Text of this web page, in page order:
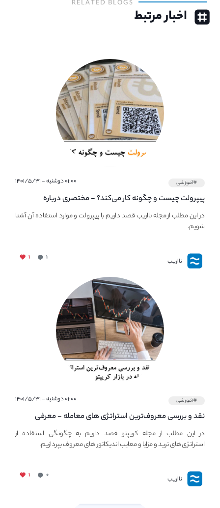
RELATED BLOGS
اخبار مرتبط
#آموزشی ۰۱:۰۰ دوشنبه - ۱۴۰۱/۵/۳۱
پیپر‌ولت چیست و چگونه کار می‌کند؟ - مختصری درباره
PaperWallet
در این مطلب از مجله نااریب قصد داریم با پیپر‌ولت و موارد استفاده آن آشنا
شویم.
نااریب ۱ ۱
#آموزشی ۰۱:۰۰ دوشنبه - ۱۴۰۱/۵/۳۱
نقد و بررسی معروف‌ترین استراتژی های معامله - معرفی
استراتژی های مهم ترید در بازار کریپتو
در این مطلب از مجله کریپتو قصد داریم به چگونگی استفاده از
استراتژی‌های ترید و مزایا و معایب اندیکاتور های معروف بپردازیم.
نااریب ۰ ۱